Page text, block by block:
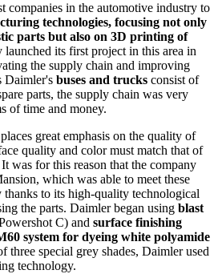
companies in the automotive industry to
technologies, focusing not only
parts but also on 3D printing of
launched its first project in this area in
the supply chain and improving
Daimler's buses and trucks consist of
parts, the supply chain was very
of time and money.
great emphasis on the quality of
quality and color must match that of
was for this reason that the company
which was able to meet these
thanks to its high-quality technological
the parts. Daimler began using blast
C) and surface finishing
system for dyeing white polyamide
three special grey shades, Daimler used
technology.